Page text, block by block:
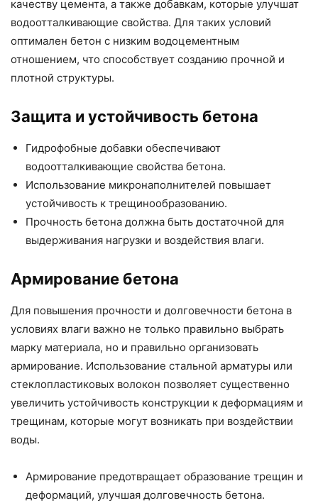
качеству цемента, а также добавкам, которые улучшат
водоотталкивающие свойства. Для таких условий
оптимален бетон с низким водоцементным
отношением, что способствует созданию прочной и
плотной структуры.
Защита и устойчивость бетона
Гидрофобные добавки обеспечивают
водоотталкивающие свойства бетона.
Использование микронаполнителей повышает
устойчивость к трещинообразованию.
Прочность бетона должна быть достаточной для
выдерживания нагрузки и воздействия влаги.
Армирование бетона
Для повышения прочности и долговечности бетона в
условиях влаги важно не только правильно выбрать
марку материала, но и правильно организовать
армирование. Использование стальной арматуры или
стеклопластиковых волокон позволяет существенно
увеличить устойчивость конструкции к деформациям и
трещинам, которые могут возникать при воздействии
воды.
Армирование предотвращает образование трещин и
деформаций, улучшая долговечность бетона.